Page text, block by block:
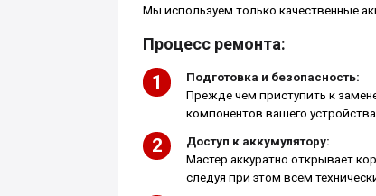
Мы используем только качественные
Процесс ремонта:
Подготовка и безопасность:
Прежде чем приступить к
компонентов вашего
Доступ к аккумулятору:
Мастер аккуратно открывает
следуя при этом всем